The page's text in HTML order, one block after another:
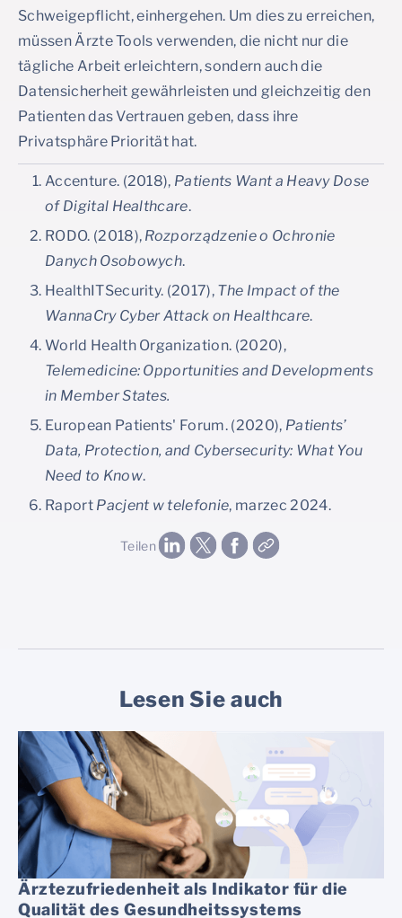
Schweigepflicht, einhergehen. Um dies zu erreichen,
müssen Ärzte Tools verwenden, die nicht nur die
tägliche Arbeit erleichtern, sondern auch die
Datensicherheit gewährleisten und gleichzeitig den
Patienten das Vertrauen geben, dass ihre
Privatsphäre Priorität hat.
Accenture. (2018), Patients Want a Heavy Dose
of Digital Healthcare.
RODO. (2018), Rozporządzenie o Ochronie
Danych Osobowych.
HealthITSecurity. (2017), The Impact of the
WannaCry Cyber Attack on Healthcare.
World Health Organization. (2020),
Telemedicine: Opportunities and Developments
in Member States.
European Patients' Forum. (2020), Patients’
Data, Protection, and Cybersecurity: What You
Need to Know.
Raport Pacjent w telefonie, marzec 2024.
Teilen
Lesen Sie auch
Ärztezufriedenheit als Indikator für die
Qualität des Gesundheitssystems